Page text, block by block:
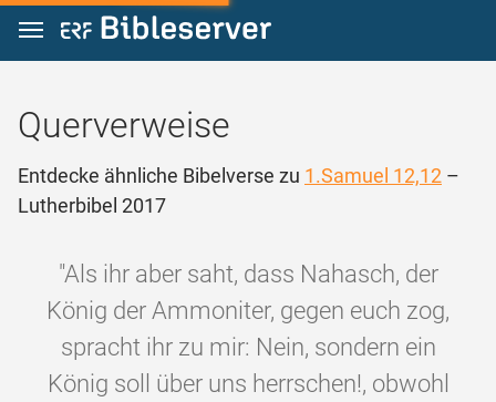
Zum Inhalt springen
Querverweise
Entdecke ähnliche Bibelverse zu 1.Samuel 12,12 –
Lutherbibel 2017
"Als ihr aber saht, dass Nahasch, der
König der Ammoniter, gegen euch zog,
spracht ihr zu mir: Nein, sondern ein
König soll über uns herrschen!, obwohl